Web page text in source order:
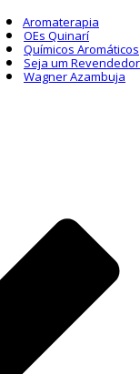
Aromaterapia
OEs Quinarí
Químicos Aromáticos
Seja um Revendedor
Wagner Azambuja